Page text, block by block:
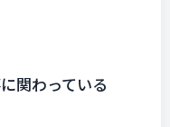
関わっている